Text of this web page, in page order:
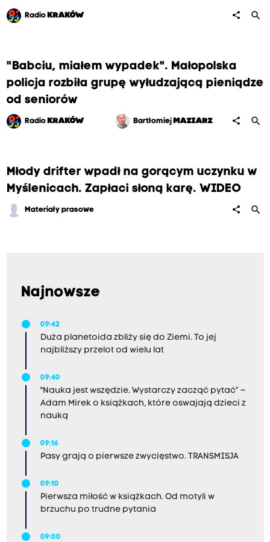
Radio KRAKÓW share search
"Babciu, miałem wypadek". Małopolska
policja rozbiła grupę wyłudzającą pieniądze
od seniorów
Radio KRAKÓW Bartłomiej MAZIARZ share search
Młody drifter wpadł na gorącym uczynku w
Myślenicach. Zapłaci słoną karę. WIDEO
Materiały prasowe share search
Najnowsze
09:42
Duża planetoida zbliży się do Ziemi. To jej
najbliższy przelot od wielu lat
09:40
"Nauka jest wszędzie. Wystarczy zacząć pytać” –
Adam Mirek o książkach, które oswajają dzieci z
nauką
09:16
Pasy grają o pierwsze zwycięstwo. TRANSMISJA
09:10
Pierwsza miłość w książkach. Od motyli w
brzuchu po trudne pytania
09:00